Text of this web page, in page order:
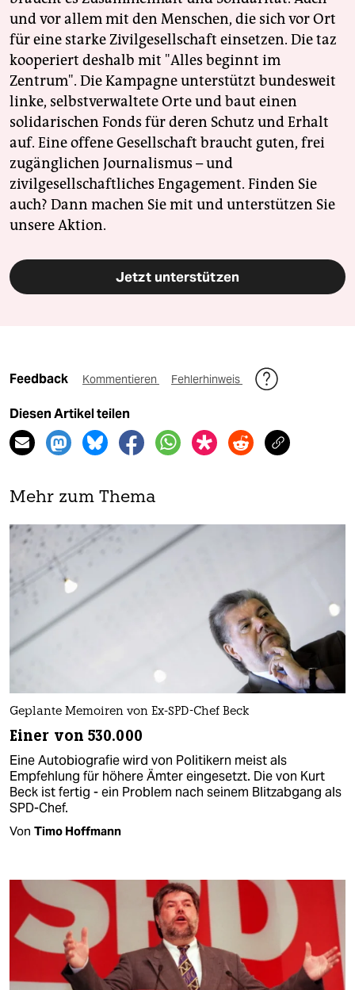
und vor allem mit den Menschen, die sich vor Ort
für eine starke Zivilgesellschaft einsetzen. Die taz
kooperiert deshalb mit "Alles beginnt im
Zentrum". Die Kampagne unterstützt bundesweit
linke, selbstverwaltete Orte und baut einen
solidarischen Fonds für deren Schutz und Erhalt
auf. Eine offene Gesellschaft braucht guten, frei
zugänglichen Journalismus – und
zivilgesellschaftliches Engagement. Finden Sie
auch? Dann machen Sie mit und unterstützen Sie
unsere Aktion.
Jetzt unterstützen
Feedback Kommentieren Fehlerhinweis
Diesen Artikel teilen
Mehr zum Thema
Geplante Memoiren von Ex-SPD-Chef Beck
Einer von 530.000
Eine Autobiografie wird von Politikern meist als
Empfehlung für höhere Ämter eingesetzt. Die von Kurt
Beck ist fertig - ein Problem nach seinem Blitzabgang als
SPD-Chef.
Von Timo Hoffmann